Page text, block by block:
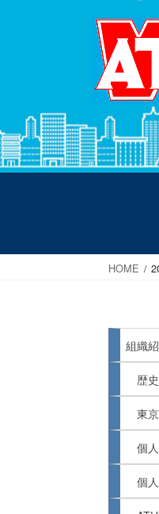
ス
キ
ッ
ン
に
移
HOME
組織
歴史
東
個
個